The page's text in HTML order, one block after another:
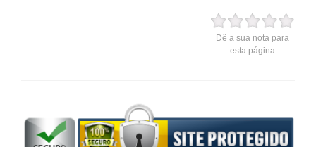
Dê a sua nota para
esta página